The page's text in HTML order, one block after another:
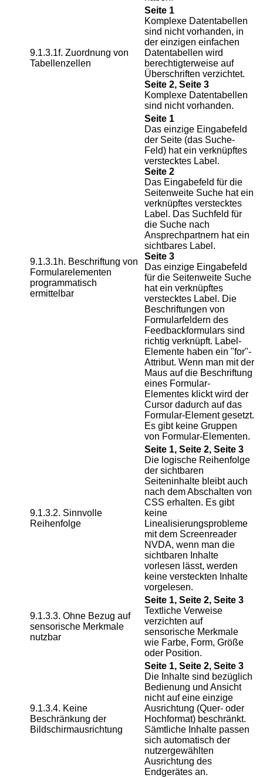
9.1.3.1f. Zuordnung von
Tabellenzellen
Seite 1
Komplexe Datentabellen
sind nicht vorhanden, in
der einzigen einfachen
Datentabellen wird
berechtigterweise auf
Überschriften verzichtet.
Seite 2, Seite 3
Komplexe Datentabellen
sind nicht vorhanden.
9.1.3.1h. Beschriftung von
Formularelementen
programmatisch
ermittelbar
Seite 1
Das einzige Eingabefeld
der Seite (das Suche-
Feld) hat ein verknüpftes
verstecktes Label.
Seite 2
Das Eingabefeld für die
Seitenweite Suche hat ein
verknüpftes verstecktes
Label. Das Suchfeld für
die Suche nach
Ansprechpartnern hat ein
sichtbares Label.
Seite 3
Das einzige Eingabefeld
für die Seitenweite Suche
hat ein verknüpftes
verstecktes Label. Die
Beschriftungen von
Formularfeldern des
Feedbackformulars sind
richtig verknüpft. Label-
Elemente haben ein "for"-
Attribut. Wenn man mit der
Maus auf die Beschriftung
eines Formular-
Elementes klickt wird der
Cursor dadurch auf das
Formular-Element gesetzt.
Es gibt keine Gruppen
von Formular-Elementen.
9.1.3.2. Sinnvolle
Reihenfolge
Seite 1, Seite 2, Seite 3
Die logische Reihenfolge
der sichtbaren
Seiteninhalte bleibt auch
nach dem Abschalten von
CSS erhalten. Es gibt
keine
Linealisierungsprobleme
mit dem Screenreader
NVDA, wenn man die
sichtbaren Inhalte
vorlesen lässt, werden
keine versteckten Inhalte
vorgelesen.
9.1.3.3. Ohne Bezug auf
sensorische Merkmale
nutzbar
Seite 1, Seite 2, Seite 3
Textliche Verweise
verzichten auf
sensorische Merkmale
wie Farbe, Form, Größe
oder Position.
9.1.3.4. Keine
Beschränkung der
Bildschirmausrichtung
Seite 1, Seite 2, Seite 3
Die Inhalte sind bezüglich
Bedienung und Ansicht
nicht auf eine einzige
Ausrichtung (Quer- oder
Hochformat) beschränkt.
Sämtliche Inhalte passen
sich automatisch der
nutzergewählten
Ausrichtung des
Endgerätes an.